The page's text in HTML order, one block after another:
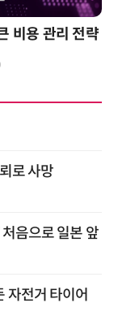
로 사망
음으로 일본 앞
전거 타이어